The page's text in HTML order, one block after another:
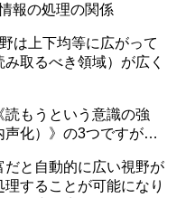
報の処理の関係
は上下均等に広がって
取るべき領域）が広く
もうという意識の強
声化）》の3つですが…
だと自動的に広い視野が
することが可能になり